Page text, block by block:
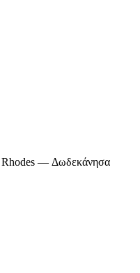
Rhodes — Δωδεκάνησα